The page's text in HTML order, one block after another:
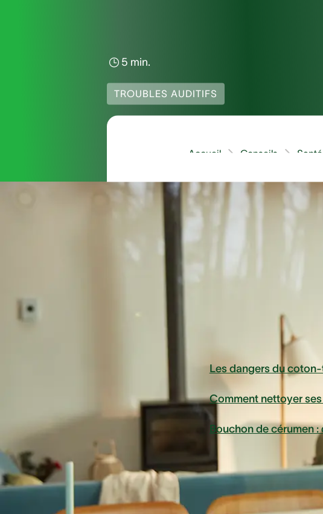
5 min.
TROUBLES AUDITIFS
Conseils
Accueil
Se laver les oreilles n’est pas
aux mauvaises habitudes
bourdonnements, des vertiges et
Dans cet
Les dangers du
Comment nettoyer
Bouchon de cérumen :
Il est important de garder en